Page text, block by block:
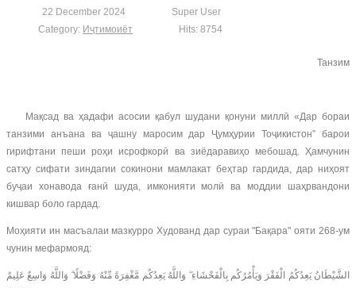
22 December 2024
Super User
Category: Иҷтимоиёт Hits: 8754
Танзим
Мақсад ва ҳадафи асосии қабул шудани қонуни миллӣ «Дар бораи
танзими анъана ва ҷашну маросим дар Ҷумҳурии Тоҷикистон” барои
гирифтани пеши роҳи исрофкорӣ ва зиёдаравиҳо мебошад. Ҳамчунин
сатҳу сифати зиндагии сокинони мамлакат беҳтар гардида, дар ниҳоят
буҷаи хонавода ғанӣ шуда, имконияти молӣ ва моддии шаҳрвандони
кишвар боло гардад.
Моҳияти ин масъалаи мазкурро Худованд дар сураи "Бақара" ояти 268-ум
чунин мефармояд:
الشَّيْطَانُ يَعِدُكُمُ الْفَقْرَ وَيَأْمُرُكُم بِالْفَحْشَاءِ ۖ وَاللَّهُ يَعِدُكُم مَّغْفِرَةً مِّنْهُ وَفَضْلًا ۗ وَاللَّهُ وَاسِعٌ عَلِيمٌ